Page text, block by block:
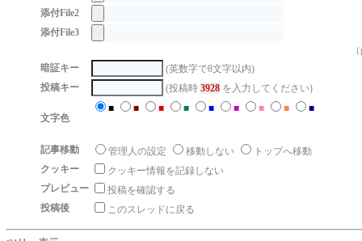
添付File2
添付File3
暗証キー
(英数字で8文字以内)
投稿キー
(投稿時 3928 を入力してください)
文字色
■ ■ ■ ■ ■ ■ ■ ■ ■
記事移動 管理人の設定 移動しない
トップへ移動
クッキー
クッキー情報を記録しない
プレビュー
投稿を確認する
投稿後
このスレッドに戻る